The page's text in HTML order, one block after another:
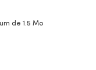
de 1.5 Mo